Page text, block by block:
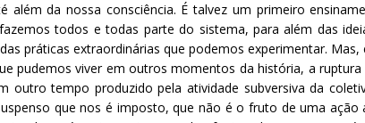
além da nossa consciência. É talvez um primeiro
todos e todas parte do sistema, para além das
práticas extraordinárias que podemos experimentar. Mas,
pudemos viver em outros momentos da história, a
outro tempo produzido pela atividade subversiva da
que nos é imposto, que não é o fruto de uma ação